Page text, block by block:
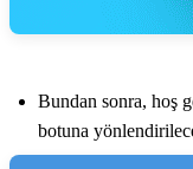
Bundan sonra, hoş
botuna